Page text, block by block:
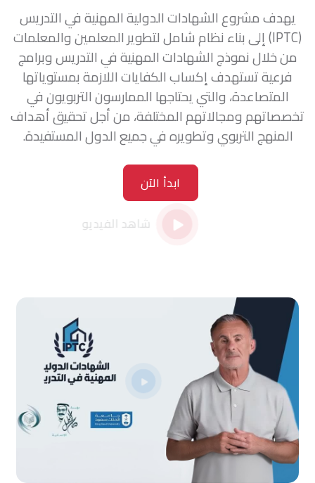
يهدف مشروع الشهادات الدولية المهنية في التدريس
(IPTC) إلى بناء نظام شامل لتطوير المعلمين والمعلمات
من خلال نموذج الشهادات المهنية في التدريس وبرامج
فرعية تستهدف إكساب الكفايات اللازمة بمستوياتها
المتصاعدة، والتي يحتاجها الممارسون التربويون في
تخصصاتهم ومجالاتهم المختلفة، من أجل تحقيق أهداف
المنهج التربوي وتطويره في جميع الدول المستفيدة.
ابدأ الآن
شاهد الفيديو